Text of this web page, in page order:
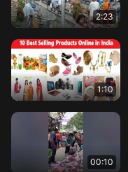
2:23
1:10
00:10